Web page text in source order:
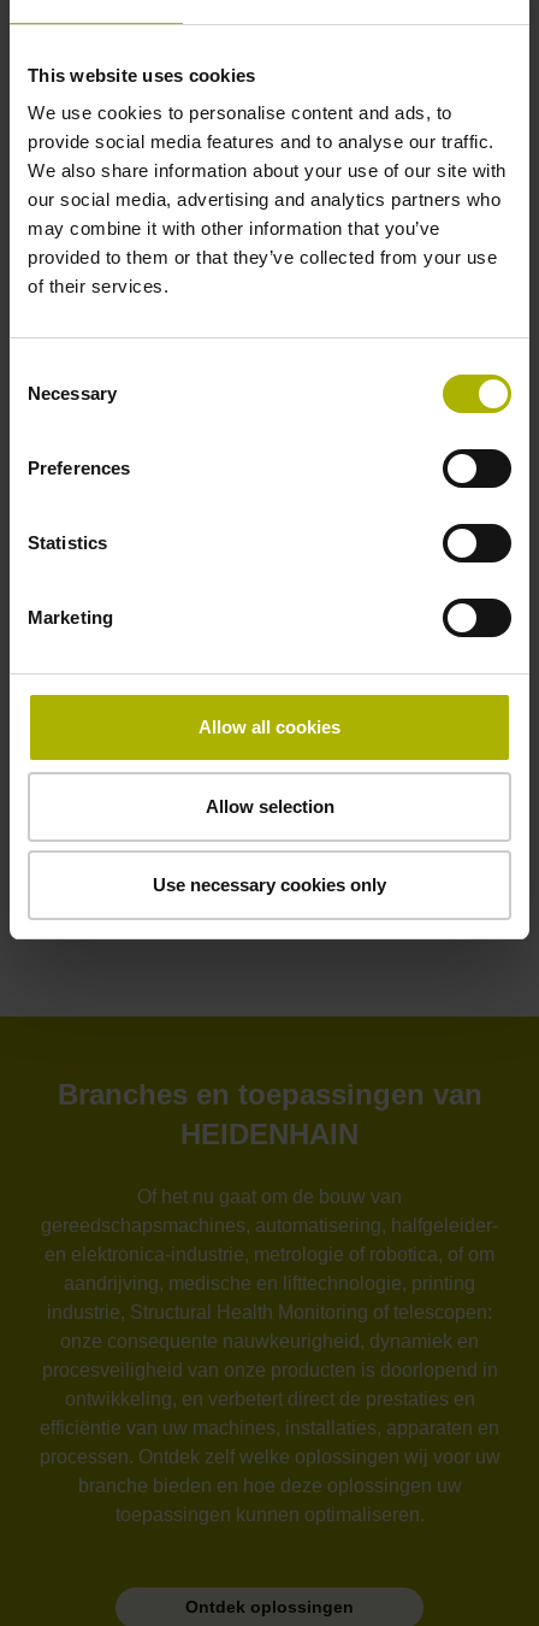
This website uses cookies
We use cookies to personalise content and ads, to
provide social media features and to analyse our traffic.
We also share information about your use of our site with
our social media, advertising and analytics partners who
may combine it with other information that you’ve
provided to them or that they’ve collected from your use
of their services.
Selection
Necessary
Preferences
Statistics
Marketing
Allow all cookies
Allow selection
Use necessary cookies only
van HEIDENHAIN vormen ze het perfecte systeem voor
betrouwbare CNC-bewerkingen.
Naar de producten
Gebruik de softwareoplossingen van HEIDENHAIN in de
werkplaats en op kantoor. Werk productiever met de
Stem uw besturingen met opties optimaal af op uw taken.
Maak en simuleer NC-programma's op kantoor. Gebruik
onze tools voor gereedschapscontroles, machinemetingen
Naar de producten
Branches en toepassingen van
HEIDENHAIN
Of het nu gaat om de bouw van
gereedschapsmachines, automatisering, halfgeleider-
en elektronica-industrie, metrologie of robotica, of om
aandrijving, medische en lifttechnologie, printing
industrie, Structural Health Monitoring of telescopen:
onze consequente nauwkeurigheid, dynamiek en
procesveiligheid van onze producten is doorlopend in
ontwikkeling, en verbetert direct de prestaties en
efficiëntie van uw machines, installaties, apparaten en
processen. Ontdek zelf welke oplossingen wij voor uw
branche bieden en hoe deze oplossingen uw
toepassingen kunnen optimaliseren.
Ontdek oplossingen